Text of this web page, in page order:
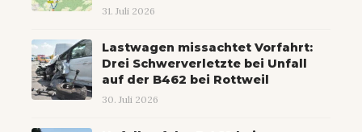
31. Juli 2026
Lastwagen missachtet Vorfahrt:
Drei Schwerverletzte bei Unfall
auf der B462 bei Rottweil
30. Juli 2026